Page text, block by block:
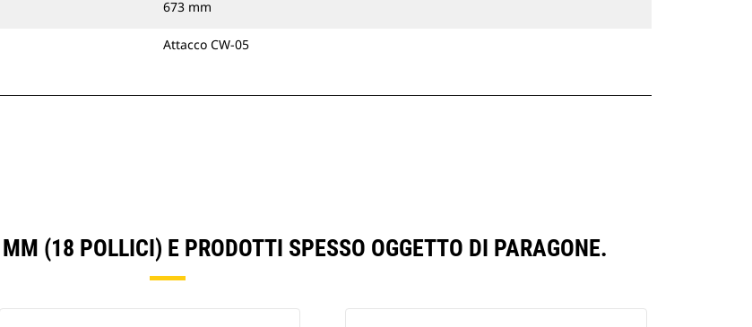
673 mm
Attacco CW-05
(18 POLLICI) E PRODOTTI SPESSO OGGETTO DI PARAGONE.